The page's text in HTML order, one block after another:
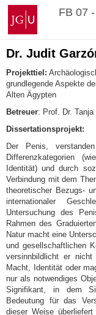
Zum
Inhalt
springen
Johannes
Gutenberg-
Universität
Mainz
FB 07
Dr. Judit
Projekttiel:
grundlegende Aspekte
Alten Ägypten
Betreuer: Prof. Dr.
Dissertationsprojekt:
Der Penis,
Differenzkategorien
Identität) und durch
Verbindung mit dem
theoretischer Bezugs-
internationaler
Untersuchung des
Rahmen des
Natur macht eine
und gesellschaftlichen
versinnbildlicht er
Macht, Identität oder
nur als notwendiges
Signifikant, in dem
Bedeutung für das
dieser Weise